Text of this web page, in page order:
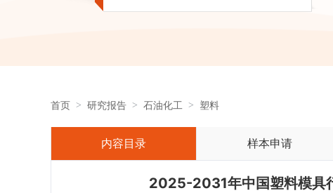
首页 研究报告 石油化工 塑料
内容目录 样本申请
2025-2031年中国塑料模具